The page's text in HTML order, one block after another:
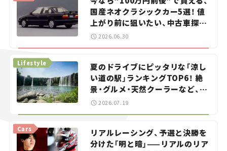
国産ネオクラシックカー5選！ 値
上がり前に狙いたい、中古車探し
をお手伝い――ちょっとイケてるマ
2026.06.30
夏のドライブにピッタリな「涼し
い道の駅」ランキングTOP6！ 絶
景・グルメ・天然クーラーなど、避
暑におすすめのスポットを紹介
Lifestyle
2026.07.19
リアルレーシング、予選と決勝を
分けた「明と暗」——リアルのリア
Cars